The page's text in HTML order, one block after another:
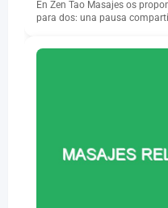
En Zen Tao Masajes os
para dos: una pausa